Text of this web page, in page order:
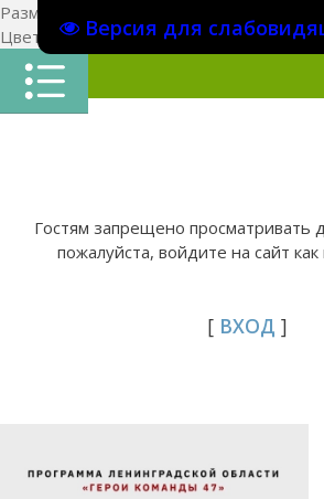
Версия для
Размер шрифта:
Цвет сайтаЦ Ц Ц Х
Гостям запрещено просматривать
пожалуйста, войдите на сайт как
[ ВХОД ]